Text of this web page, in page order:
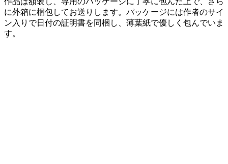
に外箱に梱包してお送りします。パッケージには作者のサイ
ン入りで日付の証明書を同梱し、薄葉紙で優しく包んでいま
す。